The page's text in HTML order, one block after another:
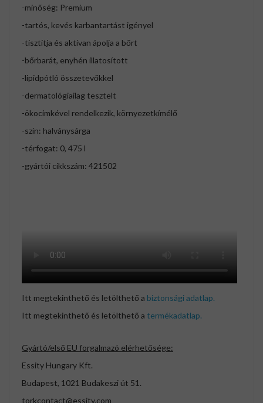
-minőség: Premium
-tartós, kevés karbantartást igényel
-tisztítja és aktívan ápolja a bőrt
-bőrbarát, enyhén illatosított
-lipidpótló összetevőkkel
-dermatológiailag tesztelt
-ökocimkével rendelkezik, környezetkímélő
-szín: halványsárga
-térfogat: 0, 475 l
-gyártói cikkszám: 421502
Itt megtekinthető és letölthető a biztonsági adatlap.
Itt megtekinthető és letölthető a termékadatlap.
Gyártó/első EU forgalmazó elérhetősége:
Essity Hungary Kft.
Budapest, 1021 Budakeszi út 51.
torkcontact@essity.com